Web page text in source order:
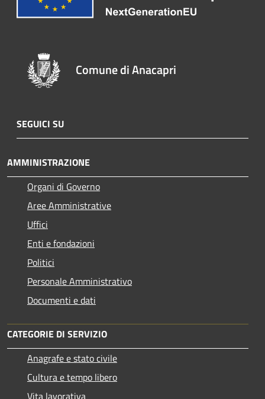
Comune di Anacapri
SEGUICI SU
AMMINISTRAZIONE
Organi di Governo
Aree Amministrative
Uffici
Enti e fondazioni
Politici
Personale Amministrativo
Documenti e dati
CATEGORIE DI SERVIZIO
Anagrafe e stato civile
Cultura e tempo libero
Vita lavorativa